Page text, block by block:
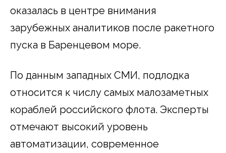
оказалась в центре внимания
зарубежных аналитиков после ракетного
пуска в Баренцевом море.
По данным западных СМИ, подлодка
относится к числу самых малозаметных
кораблей российского флота. Эксперты
отмечают высокий уровень
автоматизации, современное